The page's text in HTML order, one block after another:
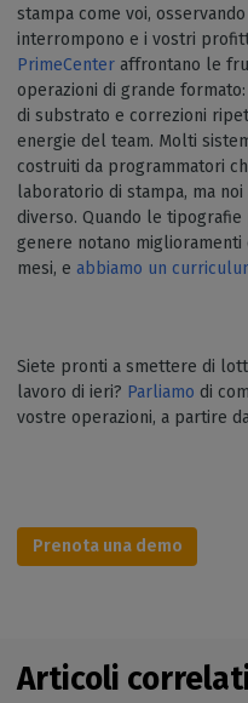
stampa come voi,
interrompono e i vostri
PrimeCenter affrontano le
operazioni di grande
di substrato e correzioni
energie del team. Molti
costruiti da programmatori
laboratorio di stampa, ma
diverso. Quando le
genere notano
mesi, e abbiamo un
Siete pronti a smettere di
lavoro di ieri? Parliamo di
vostre operazioni, a partire
Prenota una demo
Articoli